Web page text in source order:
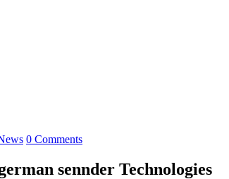
0 Comments
sennder Technologies